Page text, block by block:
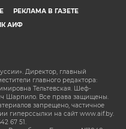
РЕКЛАМА В ГАЗЕТЕ
АИФ
Директор, главный
главного редактора:
Тельтевская. Шеф-
Шарпило. Все права защищены.
запрещено, частичное
гиперссылки на сайт www.aif.by.
67 51.